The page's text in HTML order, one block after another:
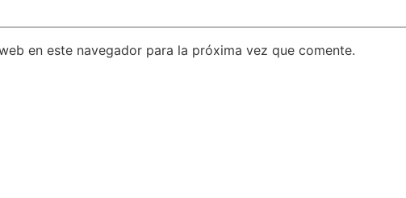
en este navegador para la próxima vez que comente.